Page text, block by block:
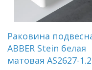
Аксессуары
Зеркала
Раковина
ABBER Stein белая
матовая AS2627-1.2